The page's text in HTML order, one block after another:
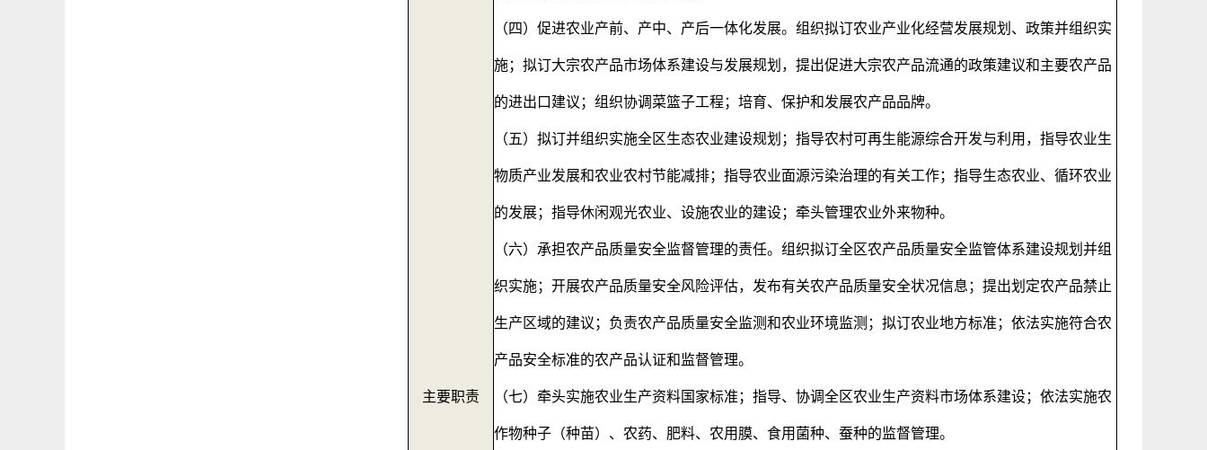
主要职责
（四）促进农业产前、产中、产后一体化发展。组织拟订农业产业化经营发展规划、政策并组织实
施；拟订大宗农产品市场体系建设与发展规划，提出促进大宗农产品流通的政策建议和主要农产品
的进出口建议；组织协调菜篮子工程；培育、保护和发展农产品品牌。
（五）拟订并组织实施全区生态农业建设规划；指导农村可再生能源综合开发与利用，指导农业生
物质产业发展和农业农村节能减排；指导农业面源污染治理的有关工作；指导生态农业、循环农业
的发展；指导休闲观光农业、设施农业的建设；牵头管理农业外来物种。
（六）承担农产品质量安全监督管理的责任。组织拟订全区农产品质量安全监管体系建设规划并组
织实施；开展农产品质量安全风险评估，发布有关农产品质量安全状况信息；提出划定农产品禁止
生产区域的建议；负责农产品质量安全监测和农业环境监测；拟订农业地方标准；依法实施符合农
产品安全标准的农产品认证和监督管理。
（七）牵头实施农业生产资料国家标准；指导、协调全区农业生产资料市场体系建设；依法实施农
作物种子（种苗）、农药、肥料、农用膜、食用菌种、蚕种的监督管理。